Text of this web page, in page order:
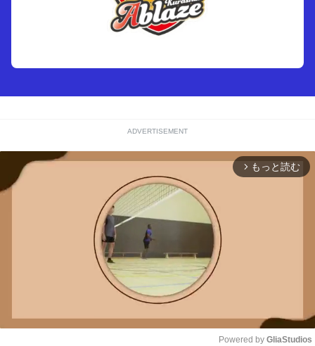
ADVERTISEMENT
arrow_forward_ios もっと読む
Powered by GliaStudios